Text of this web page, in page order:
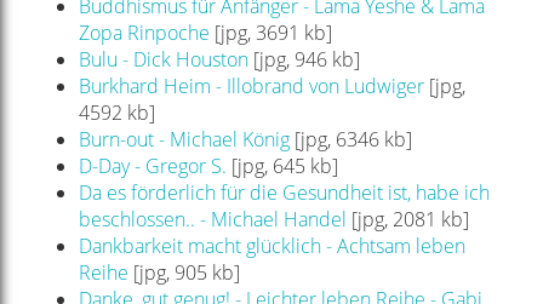
Buddhismus für Anfänger - Lama Yeshe & Lama
Zopa Rinpoche [jpg, 3691 kb]
Bulu - Dick Houston[jpg, 946 kb]
Burkhard Heim - Illobrand von Ludwiger[jpg,
4592 kb]
Burn-out - Michael König[jpg, 6346 kb]
D-Day - Gregor S. [jpg, 645 kb]
Da es förderlich für die Gesundheit ist, habe ich
beschlossen.. - Michael Handel [jpg, 2081 kb]
Dankbarkeit macht glücklich - Achtsam leben
Reihe [jpg, 905 kb]